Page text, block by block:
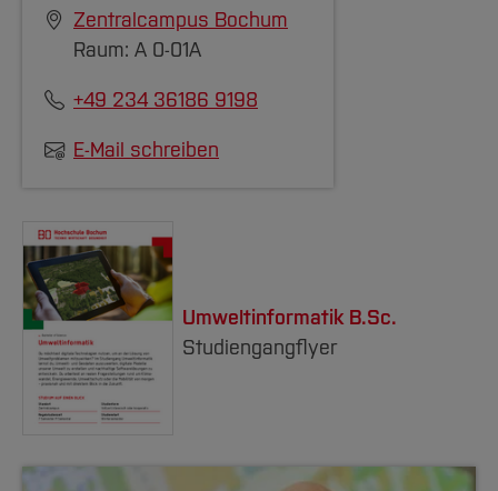
Zentralcampus Bochum
Raum: A 0-01A
+49 234 36186 9198
E-Mail schreiben
Umweltinformatik B.Sc.
Studiengangflyer